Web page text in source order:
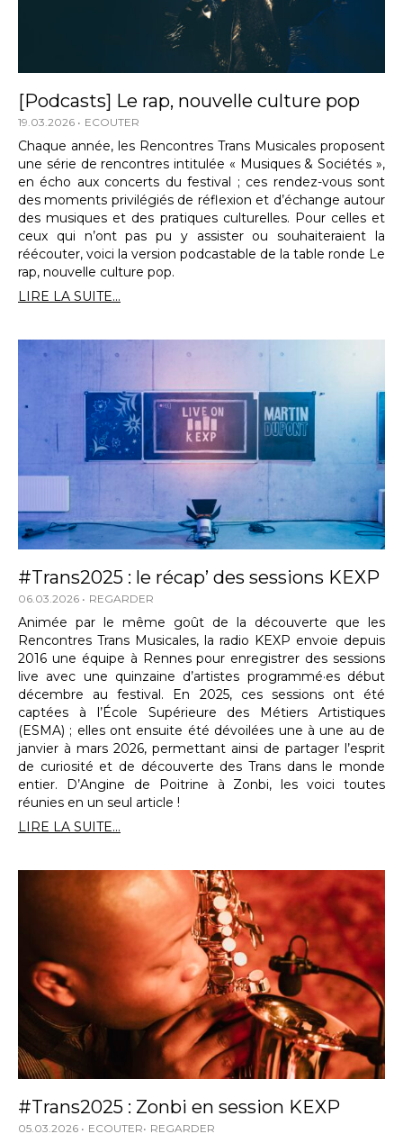
[Podcasts] Le rap, nouvelle culture pop
19.03.2026 ECOUTER
Chaque année, les Rencontres Trans Musicales proposent
une série de rencontres intitulée « Musiques & Sociétés »,
en écho aux concerts du festival ; ces rendez-vous sont
des moments privilégiés de réflexion et d’échange autour
des musiques et des pratiques culturelles. Pour celles et
ceux qui n’ont pas pu y assister ou souhaiteraient la
réécouter, voici la version podcastable de la table ronde Le
rap, nouvelle culture pop.
LIRE LA SUITE...
#Trans2025 : le récap’ des sessions KEXP
06.03.2026 REGARDER
Animée par le même goût de la découverte que les
Rencontres Trans Musicales, la radio KEXP envoie depuis
2016 une équipe à Rennes pour enregistrer des sessions
live avec une quinzaine d’artistes programmé·es début
décembre au festival. En 2025, ces sessions ont été
captées à l’École Supérieure des Métiers Artistiques
(ESMA) ; elles ont ensuite été dévoilées une à une au de
janvier à mars 2026, permettant ainsi de partager l’esprit
de curiosité et de découverte des Trans dans le monde
entier. D’Angine de Poitrine à Zonbi, les voici toutes
réunies en un seul article !
LIRE LA SUITE...
#Trans2025 : Zonbi en session KEXP
05.03.2026 ECOUTER REGARDER